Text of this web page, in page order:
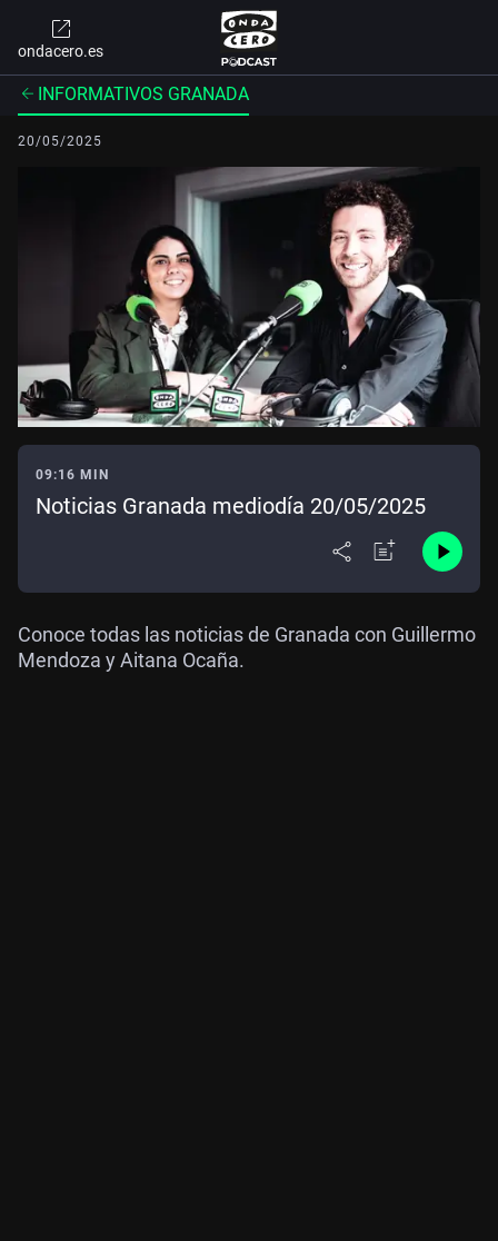
ondacero.es
INFORMATIVOS GRANADA
20/05/2025
09:16 MIN
Noticias Granada mediodía 20/05/2025
Conoce todas las noticias de Granada con Guillermo
Mendoza y Aitana Ocaña.